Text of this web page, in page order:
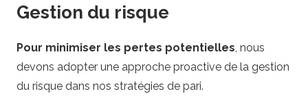
Gestion du risque
Pour minimiser les pertes potentielles , nous
devons adopter une approche proactive de la gestion
du risque dans nos stratégies de pari.